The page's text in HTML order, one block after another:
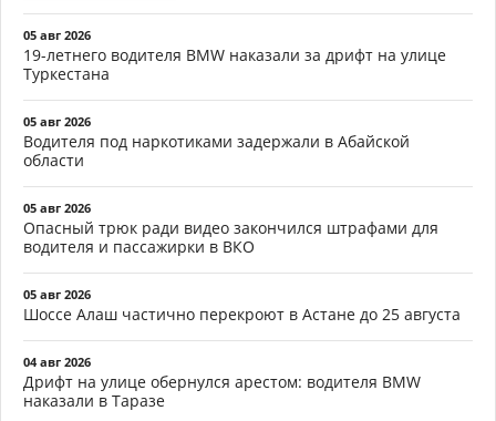
05 авг 2026
19-летнего водителя BMW наказали за дрифт на улице
Туркестана
05 авг 2026
Водителя под наркотиками задержали в Абайской
области
05 авг 2026
Опасный трюк ради видео закончился штрафами для
водителя и пассажирки в ВКО
05 авг 2026
Шоссе Алаш частично перекроют в Астане до 25 августа
04 авг 2026
Дрифт на улице обернулся арестом: водителя BMW
наказали в Таразе